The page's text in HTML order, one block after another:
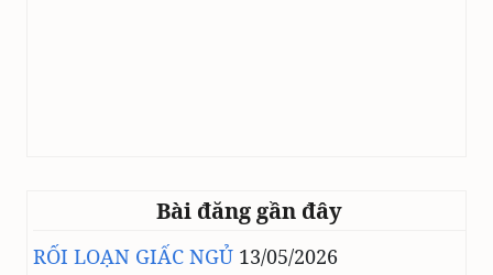
Bài đăng gần đây
RỐI LOẠN GIẤC NGỦ 13/05/2026